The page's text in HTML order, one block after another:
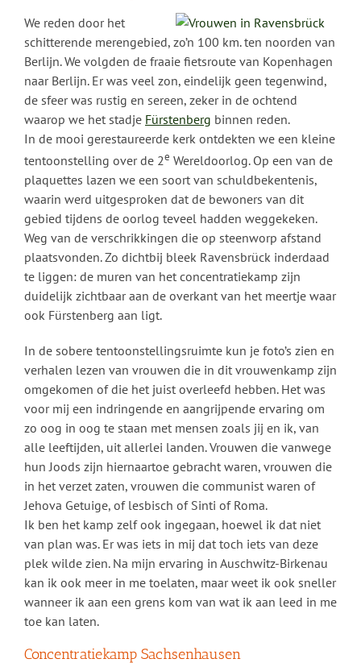
We reden door het
schitterende merengebied, zo’n 100 km. ten noorden van
Berlijn. We volgden de fraaie fietsroute van Kopenhagen
naar Berlijn. Er was veel zon, eindelijk geen tegenwind,
de sfeer was rustig en sereen, zeker in de ochtend
waarop we het stadje Fürstenberg binnen reden.
In de mooi gerestaureerde kerk ontdekten we een kleine
tentoonstelling over de 2e Wereldoorlog. Op een van de
plaquettes lazen we een soort van schuldbekentenis,
waarin werd uitgesproken dat de bewoners van dit
gebied tijdens de oorlog teveel hadden weggekeken.
Weg van de verschrikkingen die op steenworp afstand
plaatsvonden. Zo dichtbij bleek Ravensbrück inderdaad
te liggen: de muren van het concentratiekamp zijn
duidelijk zichtbaar aan de overkant van het meertje waar
ook Fürstenberg aan ligt.
In de sobere tentoonstellingsruimte kun je foto’s zien en
verhalen lezen van vrouwen die in dit vrouwenkamp zijn
omgekomen of die het juist overleefd hebben. Het was
voor mij een indringende en aangrijpende ervaring om
zo oog in oog te staan met mensen zoals jij en ik, van
alle leeftijden, uit allerlei landen. Vrouwen die vanwege
hun Joods zijn hiernaartoe gebracht waren, vrouwen die
in het verzet zaten, vrouwen die communist waren of
Jehova Getuige, of lesbisch of Sinti of Roma.
Ik ben het kamp zelf ook ingegaan, hoewel ik dat niet
van plan was. Er was iets in mij dat toch iets van deze
plek wilde zien. Na mijn ervaring in Auschwitz-Birkenau
kan ik ook meer in me toelaten, maar weet ik ook sneller
wanneer ik aan een grens kom van wat ik aan leed in me
toe kan laten.
Concentratiekamp Sachsenhausen